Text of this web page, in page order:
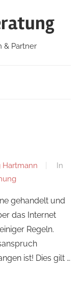
& Partner
Hartmann
In
gehandelt und
das Internet
Regeln.
ist! Dies gilt …